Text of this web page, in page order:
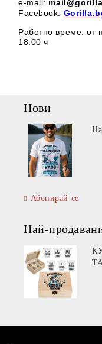
e-mail:
Facebook:
Работно време: от
18:00 ч
Нови
Абонирай се
Най-